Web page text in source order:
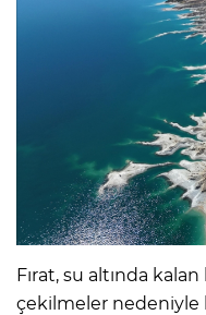
Fırat, su altında
çekilmeler nedeniyle